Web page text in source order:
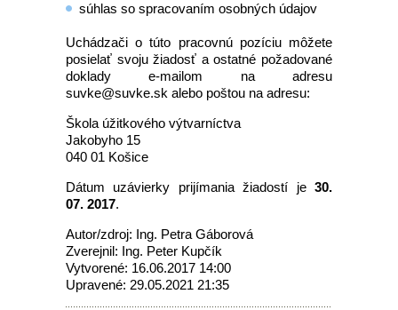
súhlas so spracovaním osobných údajov
Uchádzači o túto pracovnú pozíciu môžete
posielať svoju žiadosť a ostatné požadované
doklady e-mailom na adresu
suvke@suvke.sk alebo poštou na adresu:
Škola úžitkového výtvarníctva
Jakobyho 15
040 01 Košice
Dátum uzávierky prijímania žiadostí je 30.
07. 2017.
Autor/zdroj: Ing. Petra Gáborová
Zverejnil: Ing. Peter Kupčík
Vytvorené: 16.06.2017 14:00
Upravené: 29.05.2021 21:35